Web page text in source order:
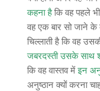
कहना हैकि वह पहले
वह एक बार सो जाने के
चिल्लाती है कि वह
जबरदस्ती उसके साथ
कि वह वास्तव मेंइन
अनुष्ठान क्यों करना